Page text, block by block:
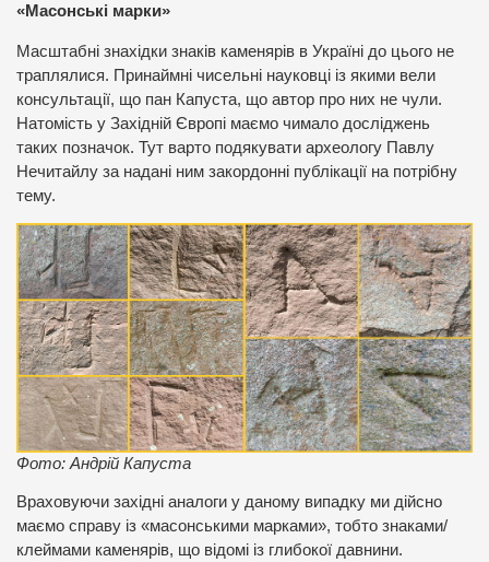
«Масонські марки»
Масштабні знахідки знаків каменярів в Україні до цього не
траплялися. Принаймні чисельні науковці із якими вели
консультації, що пан Капуста, що автор про них не чули.
Натомість у Західній Європі маємо чимало досліджень
таких позначок. Тут варто подякувати археологу Павлу
Нечитайлу за надані ним закордонні публікації на потрібну
тему.
Фото: Андрій Капуста
Враховуючи західні аналоги у даному випадку ми дійсно
маємо справу із «масонськими марками», тобто знаками/
клеймами каменярів, що відомі із глибокої давнини.